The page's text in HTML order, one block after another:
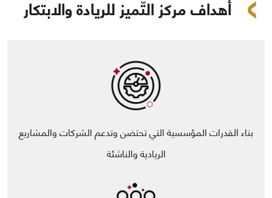
أهداف مركز التّميز للريادة والابتكار
بناء القدرات المؤسسية التي تحتضن وتدعم الشركات والمشاريع
الريادية والناشئة